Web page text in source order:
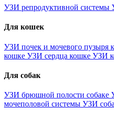
УЗИ репродуктивной системы
Для кошек
УЗИ почек и мочевого пузыря
кошке УЗИ сердца кошке УЗИ
Для собак
УЗИ брюшной полости собаке
мочеполовой системы УЗИ